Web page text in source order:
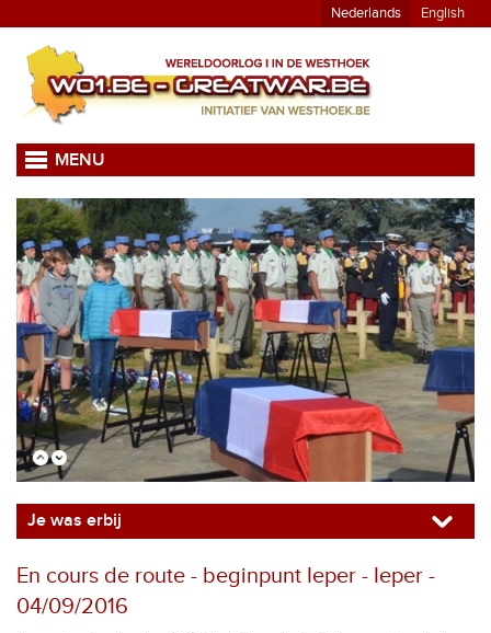
Nederlands English
MENU
Je was erbij
En cours de route - beginpunt Ieper - Ieper -
04/09/2016